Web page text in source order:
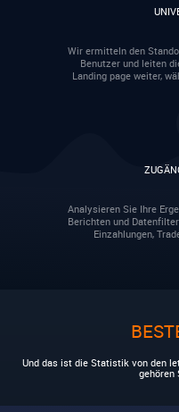
Wir ermitteln den
Benutzer und leiten
Landing page weiter,
Analysieren Sie Ihre
Berichten und
Einzahlungen,
Und das ist die Statistik von den
gehören